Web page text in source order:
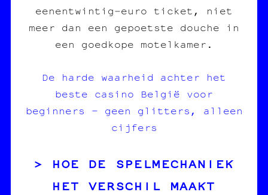
eenentwintig‑euro ticket, niet
meer dan een gepoetste douche in
een goedkope motelkamer.
De harde waarheid achter het
beste casino België voor
beginners – geen glitters, alleen
cijfers
HOE DE SPELMECHANIEK
HET VERSCHIL MAAKT